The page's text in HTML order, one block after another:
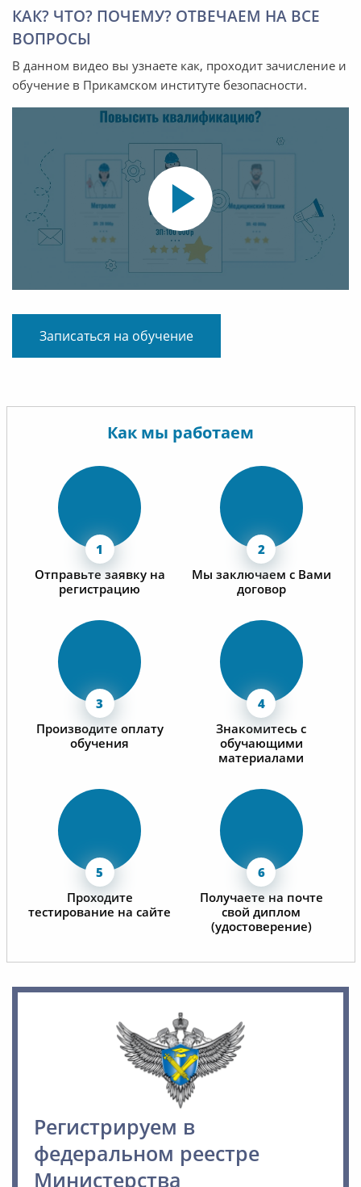
КАК? ЧТО? ПОЧЕМУ? ОТВЕЧАЕМ НА ВСЕ
ВОПРОСЫ
В данном видео вы узнаете как, проходит зачисление и
обучение в Прикамском институте безопасности.
Записаться на обучение
Как мы работаем
Отправьте заявку на
регистрацию
Мы заключаем с Вами
договор
Производите оплату
обучения
Знакомитесь с
обучающими
материалами
Проходите
тестирование на сайте
Получаете на почте
свой диплом
(удостоверение)
Регистрируем в
федеральном реестре
Министерства